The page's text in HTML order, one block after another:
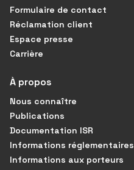
Formulaire de contact
Réclamation client
Espace presse
Carrière
À propos
Nous connaître
Publications
Documentation ISR
Informations réglementaires
Informations aux porteurs